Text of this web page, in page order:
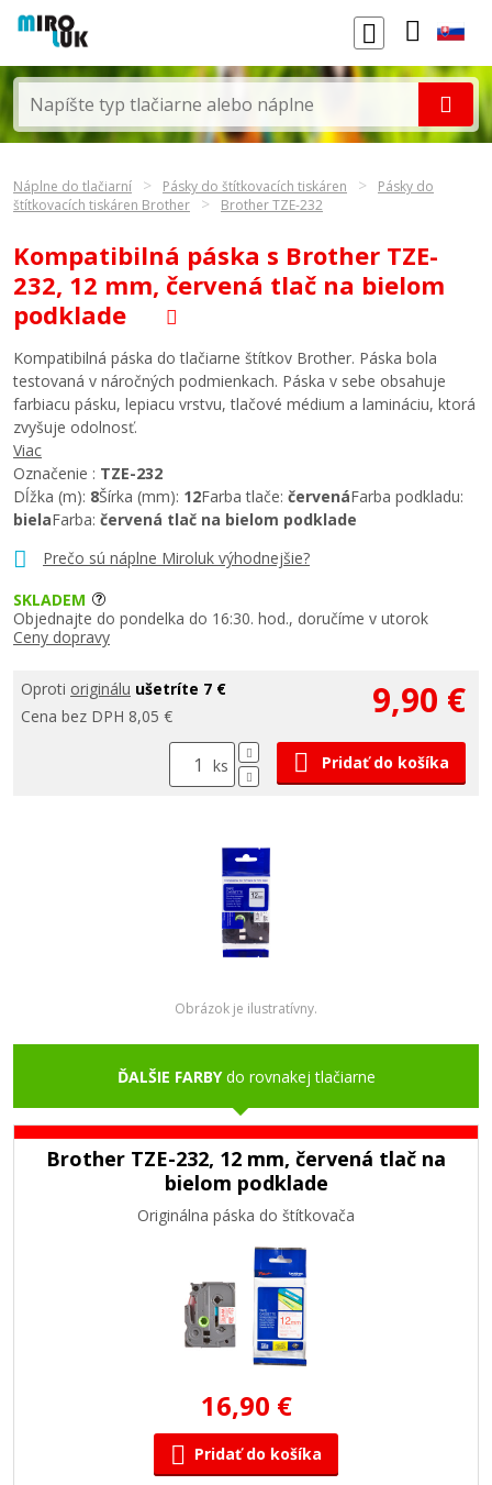
Náplne do tlačiarní Pásky do štítkovacích tiskáren
Pásky do
štítkovacích tiskáren Brother
Brother TZE-232
Kompatibilná páska s Brother TZE-
232, 12 mm, červená tlač na bielom
podklade
Prečo sú náplne Miroluk výhodnejšie?
Kompatibilná páska do tlačiarne štítkov Brother. Páska bola
testovaná v náročných podmienkach. Páska v sebe obsahuje
farbiacu pásku, lepiacu vrstvu, tlačové médium a lamináciu, ktorá
zvyšuje odolnosť.
Viac
Označenie : TZE-232
Dĺžka (m): 8Šírka (mm): 12Farba tlače: červenáFarba podkladu:
bielaFarba: červená tlač na bielom podklade
SKLADEM
Objednajte do pondelka do 16:30. hod., doručíme v utorok
Ceny dopravy
Oproti originálu ušetríte 7 €
Cena bez DPH 8,05 €
9,90 €
ks Pridať do košíka
Obrázok je ilustratívny.
ĎALŠIE FARBYdo rovnakej tlačiarne
Brother TZE-232, 12 mm, červená tlač na
bielom podklade
Originálna páska do štítkovača
16,90 €
Pridať do košíka